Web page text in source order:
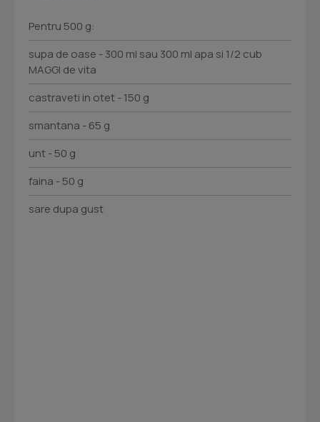
Pentru 500 g:
supa de oase - 300 ml sau 300 ml apa si 1/2 cub
MAGGI de vita
castraveti in otet - 150 g
smantana - 65 g
unt - 50 g
faina - 50 g
sare dupa gust